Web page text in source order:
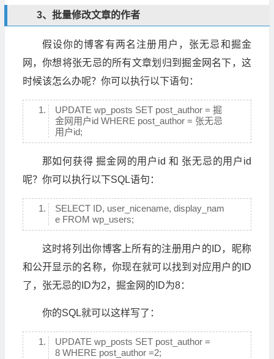
3、批量修改文章的作者
假设你的博客有两名注册用户，张无忌和掘金
网，你想将张无忌的所有文章划归到掘金网名下，这
时候该怎么办呢？你可以执行以下语句：
UPDATE wp_posts SET post_author = 掘
金网用户id WHERE post_author = 张无忌
用户id;
那如何获得 掘金网的用户id 和 张无忌的用户id
呢？你可以执行以下SQL语句：
SELECT ID, user_nicename, display_nam
e FROM wp_users;
这时将列出你博客上所有的注册用户的ID，昵称
和公开显示的名称，你现在就可以找到对应用户的ID
了，张无忌的ID为2，掘金网的ID为8：
你的SQL就可以这样写了：
UPDATE wp_posts SET post_author =
8 WHERE post_author =2;